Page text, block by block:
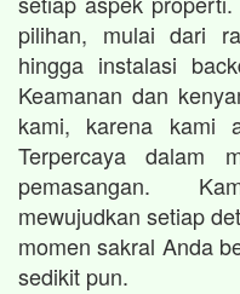
pilihan, mulai dari
hingga instalasi
Keamanan dan
kami, karena kami
Terpercaya dalam
pemasangan.
mewujudkan setiap
momen sakral Anda
sedikit pun.